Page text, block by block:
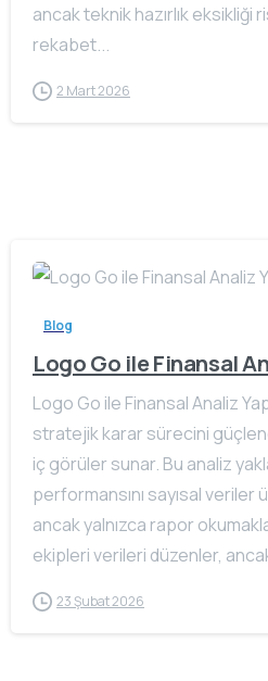
ancak teknik hazırlık eksikliği
rekabet...
2 Mart 2026
Blog
Logo Go ile Finansal
Logo Go ile Finansal Analiz
stratejik karar sürecini
iç görüler sunar. Bu analiz
performansını sayısal
ancak yalnızca rapor
ekipleri verileri düzenler,
23 Şubat 2026